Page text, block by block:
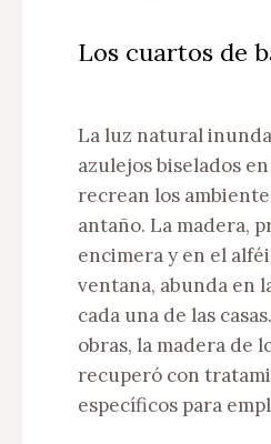
Los cuartos de
La luz natural
azulejos biselados
recrean los
antaño. La madera,
encimera y en el
ventana, abunda en
cada una de las
obras, la madera de
recuperó con
específicos para